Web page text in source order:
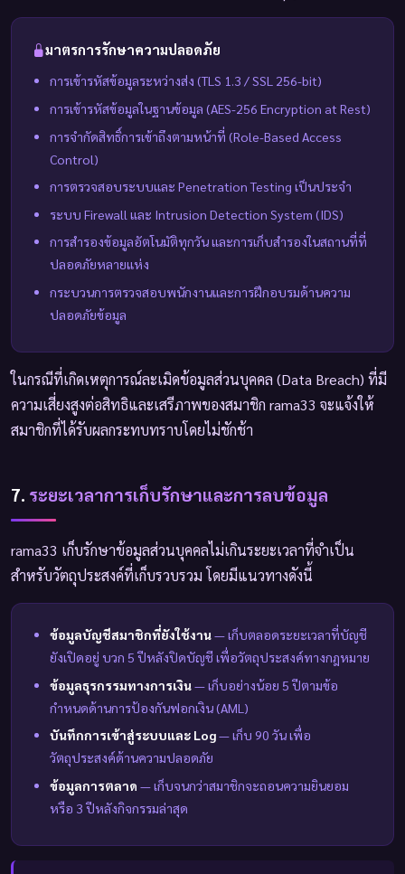
มาตรการรักษาความปลอดภัย
การเข้ารหัสข้อมูลระหว่างส่ง (TLS 1.3 / SSL 256-bit)
การเข้ารหัสข้อมูลในฐานข้อมูล (AES-256 Encryption at Rest)
การจำกัดสิทธิ์การเข้าถึงตามหน้าที่ (Role-Based Access
Control)
การตรวจสอบระบบและ Penetration Testing เป็นประจำ
ระบบ Firewall และ Intrusion Detection System (IDS)
การสำรองข้อมูลอัตโนมัติทุกวัน และการเก็บสำรองในสถานที่ที่
ปลอดภัยหลายแห่ง
กระบวนการตรวจสอบพนักงานและการฝึกอบรมด้านความ
ปลอดภัยข้อมูล
ในกรณีที่เกิดเหตุการณ์ละเมิดข้อมูลส่วนบุคคล (Data Breach) ที่มี
ความเสี่ยงสูงต่อสิทธิและเสรีภาพของสมาชิก rama33 จะแจ้งให้
สมาชิกที่ได้รับผลกระทบทราบโดยไม่ชักช้า
7. ระยะเวลาการเก็บรักษาและการลบข้อมูล
rama33 เก็บรักษาข้อมูลส่วนบุคคลไม่เกินระยะเวลาที่จำเป็น
สำหรับวัตถุประสงค์ที่เก็บรวบรวม โดยมีแนวทางดังนี้
ข้อมูลบัญชีสมาชิกที่ยังใช้งาน— เก็บตลอดระยะเวลาที่บัญชี
ยังเปิดอยู่ บวก 5 ปีหลังปิดบัญชี เพื่อวัตถุประสงค์ทางกฎหมาย
ข้อมูลธุรกรรมทางการเงิน— เก็บอย่างน้อย 5 ปีตามข้อ
กำหนดด้านการป้องกันฟอกเงิน (AML)
บันทึกการเข้าสู่ระบบและ Log— เก็บ 90 วัน เพื่อ
วัตถุประสงค์ด้านความปลอดภัย
ข้อมูลการตลาด — เก็บจนกว่าสมาชิกจะถอนความยินยอม
หรือ 3 ปีหลังกิจกรรมล่าสุด